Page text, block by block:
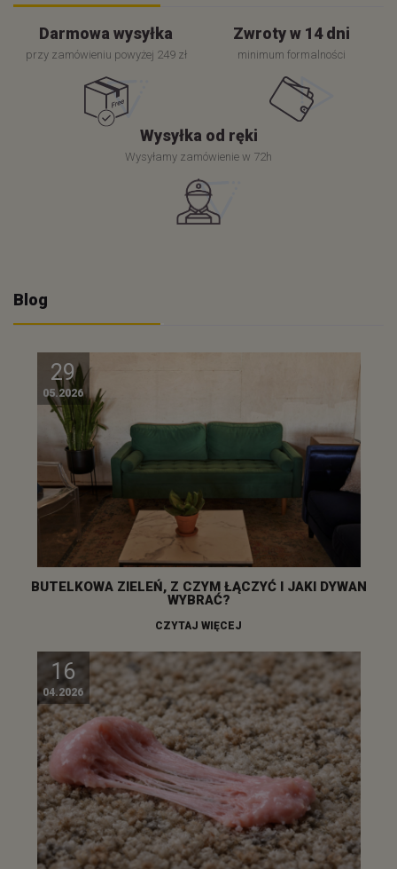
Darmowa wysyłka
przy zamówieniu powyżej 249 zł
Zwroty w 14 dni
minimum formalności
Wysyłka od ręki
Wysyłamy zamówienie w 72h
Blog
29
05.2026
BUTELKOWA ZIELEŃ, Z CZYM ŁĄCZYĆ I JAKI DYWAN
WYBRAĆ?
CZYTAJ WIĘCEJ
16
04.2026